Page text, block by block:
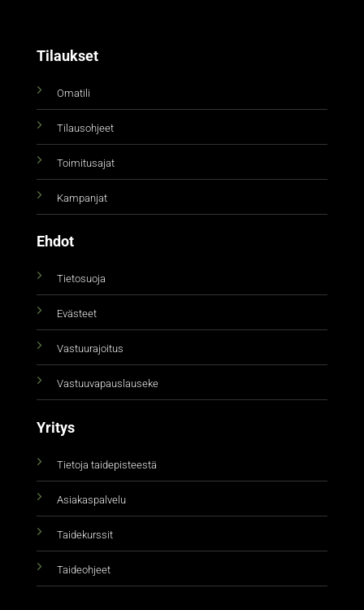
Tilaukset
Omatili
Tilausohjeet
Toimitusajat
Kampanjat
Ehdot
Tietosuoja
Evästeet
Vastuurajoitus
Vastuuvapauslauseke
Yritys
Tietoja taidepisteestä
Asiakaspalvelu
Taidekurssit
Taideohjeet